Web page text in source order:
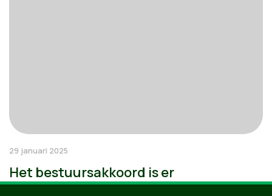
29 januari 2025
Het bestuursakkoord is er